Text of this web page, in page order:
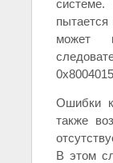
системе.
может
Ошибки
также
В этом